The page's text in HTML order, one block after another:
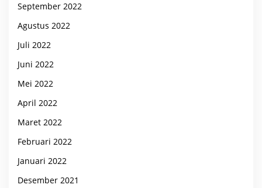
September 2022
Agustus 2022
Juli 2022
Juni 2022
Mei 2022
April 2022
Maret 2022
Februari 2022
Januari 2022
Desember 2021